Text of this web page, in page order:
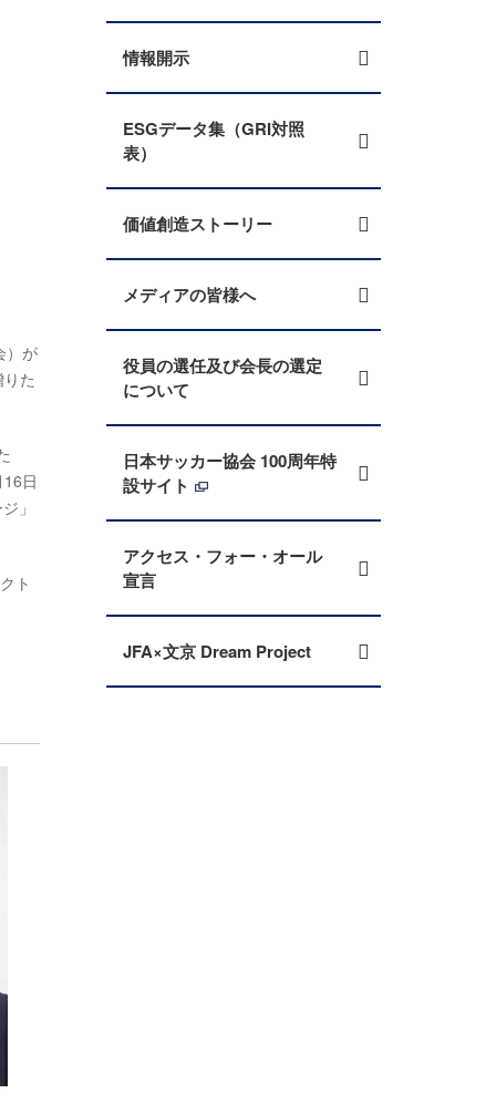
）が
た
日
」
ト
情報開示
ESGデータ集（GRI対照
表）
価値創造ストーリー
メディアの皆様へ
役員の選任及び会長の選定
について
日本サッカー協会 100周年特
設サイト
アクセス・フォー・オール
宣言
JFA×文京 Dream Project